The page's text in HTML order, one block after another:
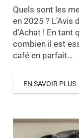
Quels sont les
en 2025 ? L’Avis
d’Achat ! En tant
combien il est
café en parfait…
EN SAVOIR PLUS